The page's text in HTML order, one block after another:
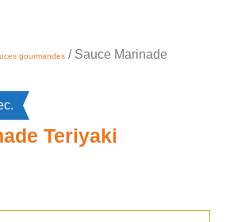
gourmandes / Sauce Marinade
Teriyaki